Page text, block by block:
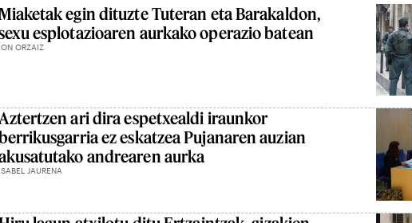
egin dituzte Tuteran eta Barakaldon,
esplotazioaren aurkako operazio batean
ION ORZAIZ
Aztertzen ari dira espetxealdi iraunkor
ez eskatzea Pujanaren auzian
andrearen aurka
ISABEL JAURENA